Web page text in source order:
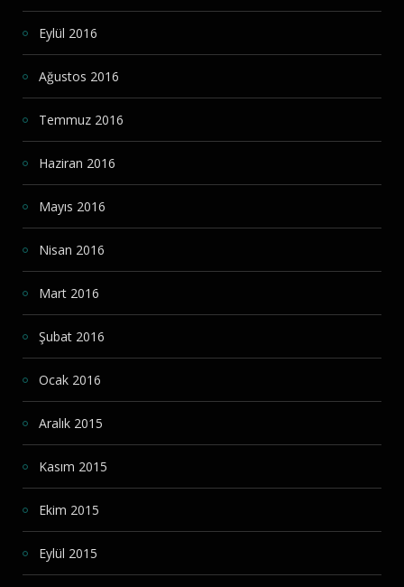
Eylül 2016
Ağustos 2016
Temmuz 2016
Haziran 2016
Mayıs 2016
Nisan 2016
Mart 2016
Şubat 2016
Ocak 2016
Aralık 2015
Kasım 2015
Ekim 2015
Eylül 2015